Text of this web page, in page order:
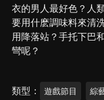
衣的男人最好色？人
要用什麽調味料來清
用降落站？手托下巴
彎呢？
類型 遊戲節目 綜